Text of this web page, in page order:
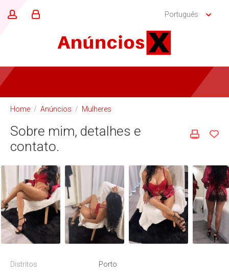
Português
Home / Anúncios / Mulheres
Sobre mim, detalhes e
contato.
Distritos Porto